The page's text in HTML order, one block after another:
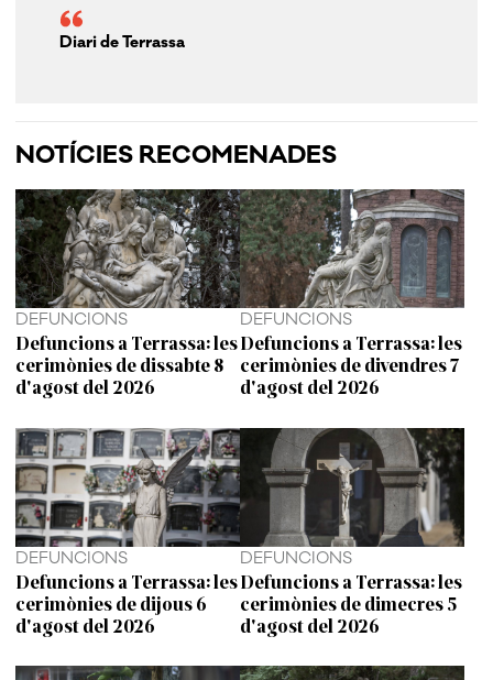
Diari de Terrassa
NOTÍCIES RECOMENADES
DEFUNCIONS
Defuncions a Terrassa: les
cerimònies de dissabte 8
d'agost del 2026
DEFUNCIONS
Defuncions a Terrassa: les
cerimònies de divendres 7
d'agost del 2026
DEFUNCIONS
Defuncions a Terrassa: les
cerimònies de dijous 6
d'agost del 2026
DEFUNCIONS
Defuncions a Terrassa: les
cerimònies de dimecres 5
d'agost del 2026